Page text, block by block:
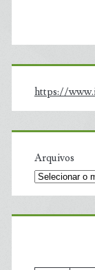
https://
Arquivos